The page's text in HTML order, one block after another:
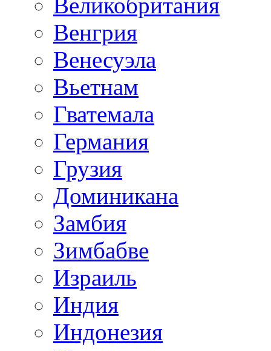
Венгрия
Венесуэла
Вьетнам
Гватемала
Германия
Грузия
Доминикана
Замбия
Зимбабве
Израиль
Индия
Индонезия